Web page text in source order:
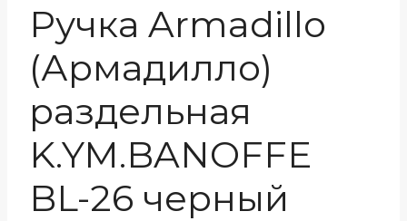
Ручка Armadillo
(Армадилло)
раздельная
K.YM.BANOFFE
BL-26 черный